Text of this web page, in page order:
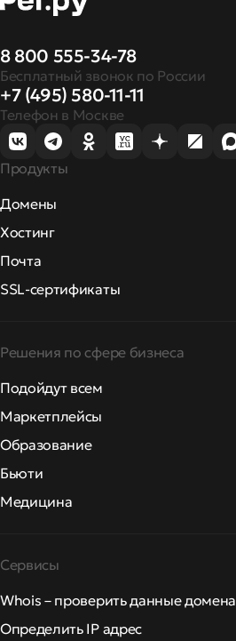
8 800 555-34-78
Бесплатный звонок по России
+7 (495) 580-11-11
Телефон в Москве
Продукты
Домены
Хостинг
Почта
SSL-сертификаты
Решения по сфере бизнеса
Подойдут всем
Маркетплейсы
Образование
Бьюти
Медицина
Сервисы
Whois – проверить данные домена
Определить IP адрес